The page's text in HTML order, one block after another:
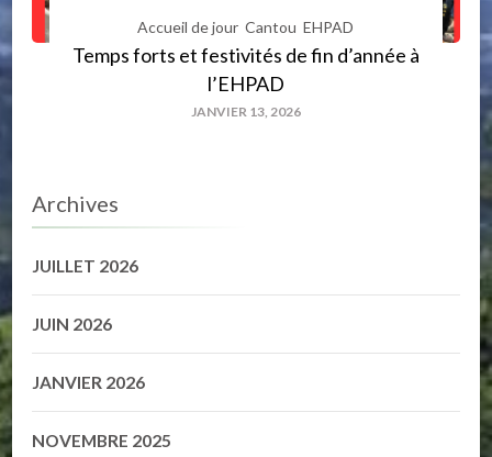
Accueil de jour Cantou EHPAD
Temps forts et festivités de fin d’année à
l’EHPAD
JANVIER 13, 2026
Archives
JUILLET 2026
JUIN 2026
JANVIER 2026
NOVEMBRE 2025